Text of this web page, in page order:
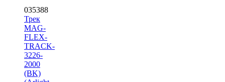
035388
Трек
MAG-
FLEX-
TRACK-
3226-
2000
(BK)